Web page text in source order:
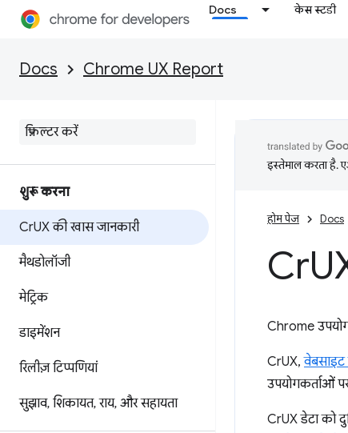
Docs केस स्टडी
Docs Chrome UX Report
शुरू करना
CrUX की खास जानकारी
मैथडोलॉजी
मेट्रिक
डाइमेंशन
रिलीज़ टिप्पणियां
सुझाव, शिकायत,राय, और सहायता
इस्तेमाल करता है.
होम पेज Docs
Cr
Chrome
CrUX,वेबसाइट
उपयोगकर्ताओं
CrUX डेटा को